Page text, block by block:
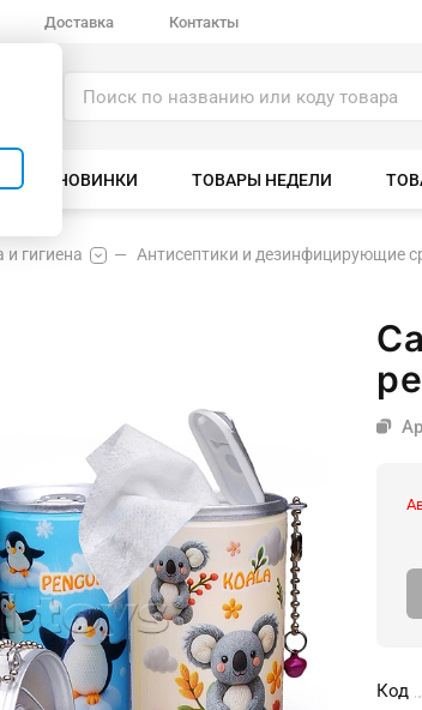
Доставка Контакты
НОВИНКИ ТОВАРЫ НЕДЕЛИ
и гигиена Антисептики и дезинфицирующие
Код